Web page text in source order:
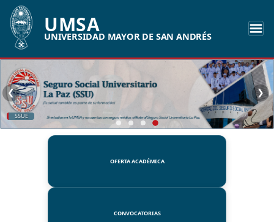
UMSA
UNIVERSIDAD MAYOR DE SAN ANDRÉS
SSUE
❮ ❯
OFERTA ACADÉMICA
CONVOCATORIAS